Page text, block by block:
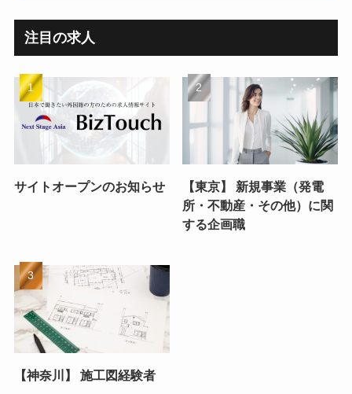
注目の求人
サイトオープンのお知らせ
【東京】 新規事業（発電
所・不動産・その他）に関
する企画職
【神奈川】 施工図経験者